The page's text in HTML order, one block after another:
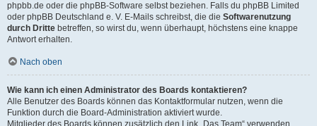
phpbb.de oder die phpBB-Software selbst beziehen. Falls du phpBB Limited
oder phpBB Deutschland e. V. E-Mails schreibst, die die Softwarenutzung
durch Dritte betreffen, so wirst du, wenn überhaupt, höchstens eine knappe
Antwort erhalten.
Nach oben
Wie kann ich einen Administrator des Boards kontaktieren?
Alle Benutzer des Boards können das Kontaktformular nutzen, wenn die
Funktion durch die Board-Administration aktiviert wurde.
Mitglieder des Boards können zusätzlich den Link „Das Team“ verwenden.